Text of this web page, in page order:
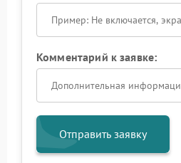
Комментарий к заявке:
Отправить заявку